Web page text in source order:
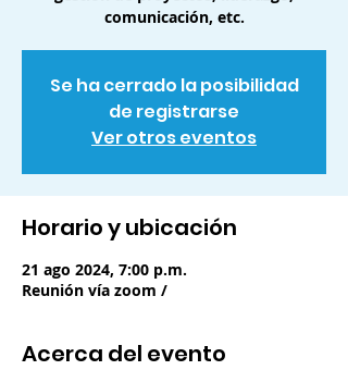
comunicación, etc.
Se ha cerrado la posibilidad
de registrarse
Ver otros eventos
Horario y ubicación
21 ago 2024, 7:00 p.m.
Reunión vía zoom /
Acerca del evento